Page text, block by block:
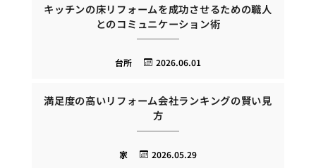
キッチンの床リフォームを成功させるための職人
とのコミュニケーション術
2026.06.01
台所
満足度の高いリフォーム会社ランキングの賢い見
方
2026.05.29
家